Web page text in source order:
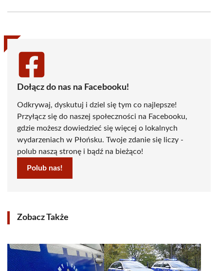
(Twitter)
Dołącz do nas na Facebooku!
Odkrywaj, dyskutuj i dziel się tym co najlepsze!
Przyłącz się do naszej społeczności na Facebooku,
gdzie możesz dowiedzieć się więcej o lokalnych
wydarzeniach w Płońsku. Twoje zdanie się liczy -
polub naszą stronę i bądź na bieżąco!
Polub nas!
Zobacz Także